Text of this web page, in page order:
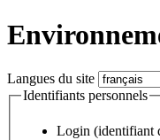
Langues du site
Identifiants personnels
Login (identifiant